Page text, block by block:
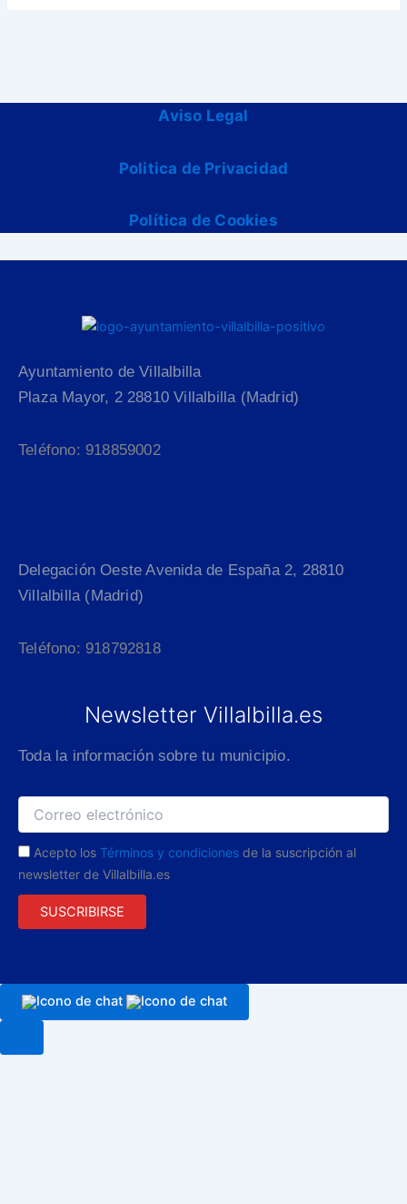
Aviso Legal
Politica de Privacidad
Política de Cookies
Ayuntamiento de Villalbilla
Plaza Mayor, 2 28810 Villalbilla (Madrid)
Teléfono: 918859002
Delegación Oeste Avenida de España 2, 28810
Villalbilla (Madrid)
Teléfono: 918792818
Newsletter Villalbilla.es
Toda la información sobre tu municipio.
Acepto los Términos y condiciones de la suscripción al
newsletter de Villalbilla.es
SUSCRIBIRSE